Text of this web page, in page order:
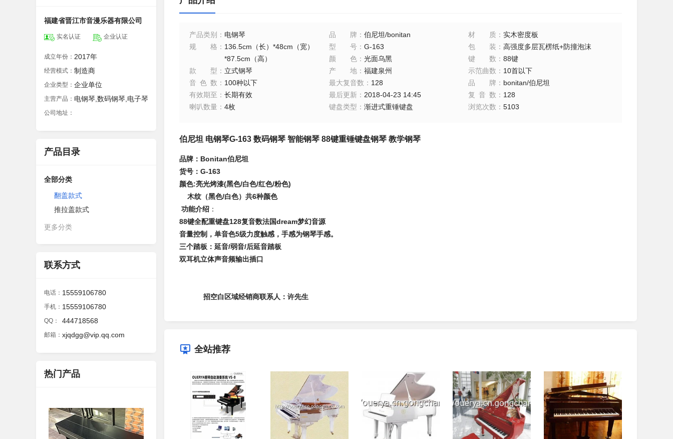
福建省晋江市音漫乐器有限公司
实名认证 企业认证
成立年份： 2017年
经营模式： 制造商
企业类型： 企业单位
主营产品： 电钢琴,数码钢琴,电子琴
公司地址：
产品目录
全部分类
翻盖款式
推拉盖款式
更多分类
联系方式
电话： 15559106780
手机： 15559106780
QQ： 444718568
邮箱： xjqdgg@vip.qq.com
热门产品
产品类别 ： 电钢琴 品牌 ： 伯尼坦/bonitan 材质 ： 实木密度板
规格 ： 136.5cm（长）*48cm（宽）
*87.5cm（高）
型号： G-163 包装 ：高强度多层瓦楞纸+防撞泡沫
颜色： 光面乌黑 键数 ：88键
款型 ： 立式钢琴 产地： 福建泉州 示范曲数 ： 10首以下
音色数 ： 100种以下 最大复音数 ： 128 品牌 ： bonitan/伯尼坦
有效期至 ： 长期有效 最后更新： 2018-04-23 14:45 复音数 ： 128
喇叭数量 ： 4枚 键盘类型 ： 渐进式重锤键盘 浏览次数 ：5103
伯尼坦 电钢琴G-163 数码钢琴 智能钢琴 88键重锤键盘钢琴 教学钢琴
品牌： Bonitan伯尼坦
货号： G-163
颜色:亮光烤漆(黑色/白色/红色/粉色)
木纹（黑色/白色）共6种颜色
功能介绍 ：
88键全配重键盘128复音数法国dream梦幻音源
音量控制，单音色5级力度触感，手感为钢琴手感。
三个踏板：延音/弱音/后延音踏板
双耳机立体声音频输出插口
招空白区域经销商联系人：许先生
全站推荐